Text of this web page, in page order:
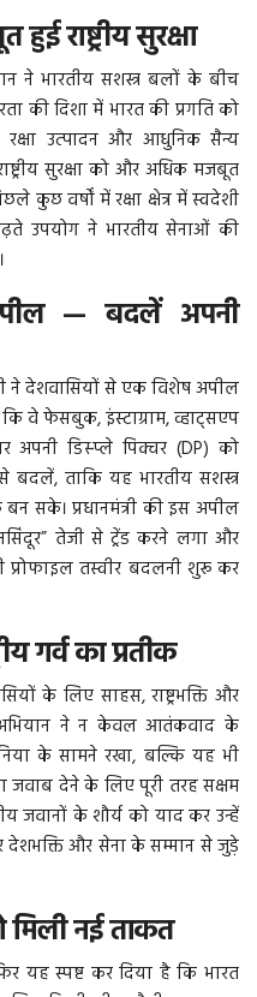
राष्ट्रीय सुरक्षा
ने भारतीय सशस्त्र बलों के बीच
की दिशा में भारत की प्रगति को
रक्षा उत्पादन और आधुनिक सैन्य
सुरक्षा को और अधिक मजबूत
कुछ वर्षों में रक्षा क्षेत्र में स्वदेशी
उपयोग ने भारतीय सेनाओं की
— बदलें अपनी
ने देशवासियों से एक विशेष अपील
वे फेसबुक, इंस्टाग्राम, व्हाट्सएप
अपनी डिस्प्ले पिक्चर (DP) को
से बदलें, ताकि यह भारतीय सशस्त्र
सके। प्रधानमंत्री की इस अपील
तेजी से ट्रेंड करने लगा और
तस्वीर बदलनी शुरू कर
गर्व का प्रतीक
के लिए साहस, राष्ट्रभक्ति और
अभियान ने न केवल आतंकवाद के
के सामने रखा, बल्कि यह भी
जवाब देने के लिए पूरी तरह सक्षम
जवानों के शौर्य को याद कर उन्हें
देशभक्ति और सेना के सम्मान से जुड़े
मिली नई ताकत
यह स्पष्ट कर दिया है कि भारत